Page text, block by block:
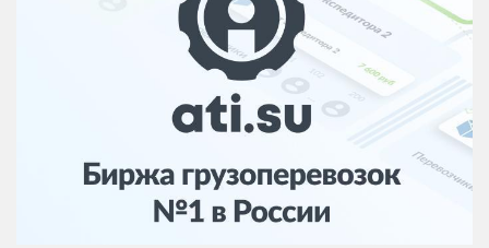
ЭДО, ИТ в
логистике
Дороги,
инфраструктура
Логистика, грузы
Негабаритные и
опасные грузы
Безопасность и